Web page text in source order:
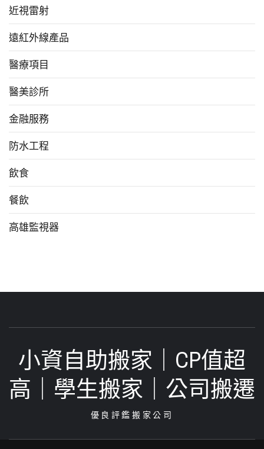
近視雷射
遠紅外線產品
醫療項目
醫美診所
金融服務
防水工程
飲食
餐飲
高雄監視器
小資自助搬家｜CP值超
高｜學生搬家｜公司搬遷‎
優良評鑑搬家公司